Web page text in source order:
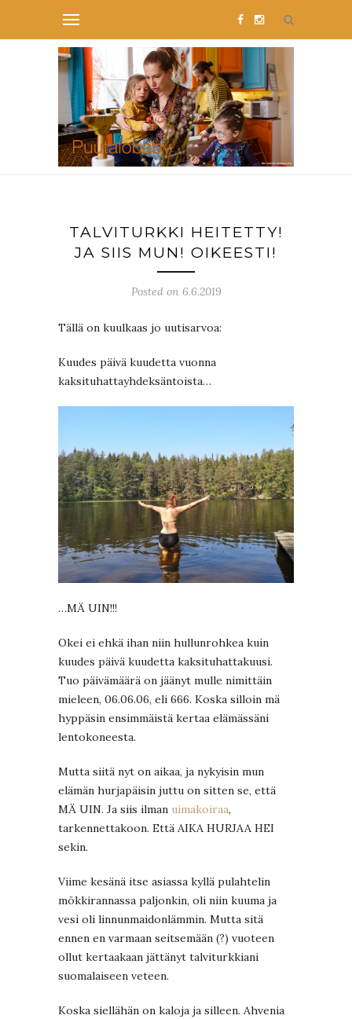
TALVITURKKI HEITETTY!
JA SIIS MUN! OIKEESTI!
Posted on 6.6.2019
Tällä on kuulkaas jo uutisarvoa:
Kuudes päivä kuudetta vuonna
kaksituhattayhdeksäntoista…
…MÄ UIN!!!
Okei ei ehkä ihan niin hullunrohkea kuin
kuudes päivä kuudetta kaksituhattakuusi.
Tuo päivämäärä on jäänyt mulle nimittäin
mieleen, 06.06.06, eli 666. Koska silloin mä
hyppäsin ensimmäistä kertaa elämässäni
lentokoneesta.
Mutta siitä nyt on aikaa, ja nykyisin mun
elämän hurjapäisin juttu on sitten se, että
MÄ UIN. Ja siis ilman uimakoiraa,
tarkennettakoon. Että AIKA HURJAA HEI
sekin.
Viime kesänä itse asiassa kyllä pulahtelin
mökkirannassa paljonkin, oli niin kuuma ja
vesi oli linnunmaidonlämmin. Mutta sitä
ennen en varmaan seitsemään (?) vuoteen
ollut kertaakaan jättänyt talviturkkiani
suomalaiseen veteen.
Koska siellähän on kaloja ja silleen. Ahvenia